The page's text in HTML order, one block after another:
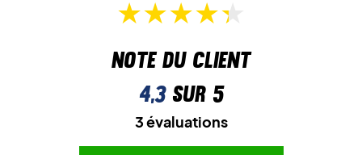
Note du client
4,3sur 5
3 évaluations